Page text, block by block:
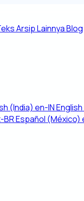
ArsipLainnyaBlog
(India) en-IN
BREspañol (México)